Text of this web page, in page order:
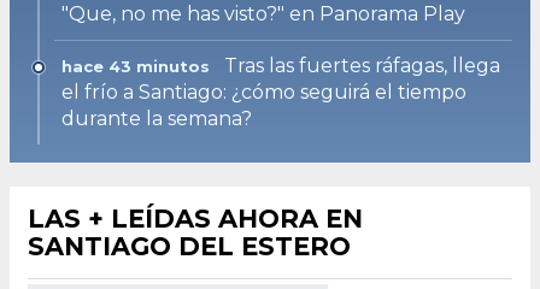
"Que, no me has visto?" en Panorama Play
hace 43 minutos
Tras las fuertes ráfagas, llega
el frío a Santiago: ¿cómo seguirá el tiempo
durante la semana?
LAS + LEÍDAS AHORA EN
SANTIAGO DEL ESTERO